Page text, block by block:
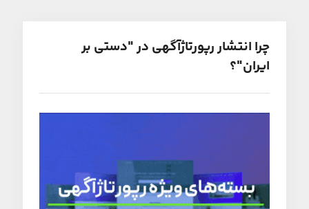
چرا انتشار رپورتاژآگهی در "دستی بر
ایران"؟